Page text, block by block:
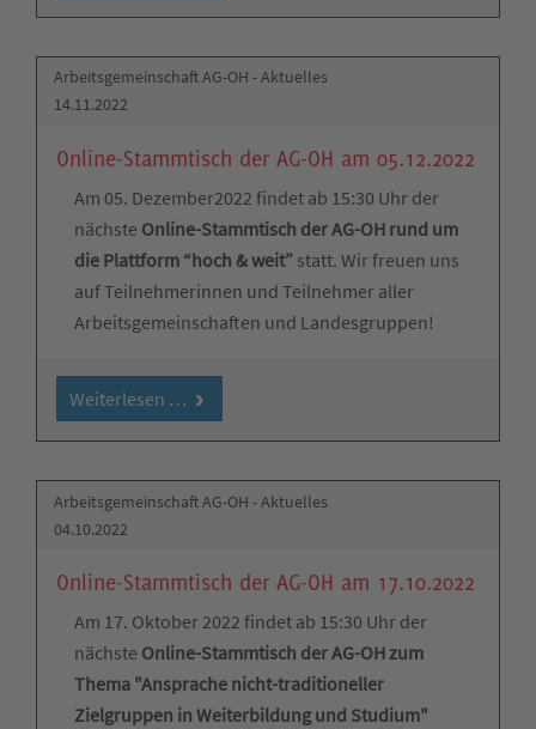
Arbeitsgemeinschaft AG-OH - Aktuelles
14.11.2022
Online-Stammtisch der AG-OH am 05.12.2022
Am 05. Dezember2022 findet ab 15:30 Uhr der
nächste Online-Stammtisch der AG-OH rund um
die Plattform “hoch & weit” statt. Wir freuen uns
auf Teilnehmerinnen und Teilnehmer aller
Arbeitsgemeinschaften und Landesgruppen!
Weiterlesen …
Arbeitsgemeinschaft AG-OH - Aktuelles
04.10.2022
Online-Stammtisch der AG-OH am 17.10.2022
Am 17. Oktober 2022 findet ab 15:30 Uhr der
nächste Online-Stammtisch der AG-OH zum
Thema "Ansprache nicht-traditioneller
Zielgruppen in Weiterbildung und Studium"